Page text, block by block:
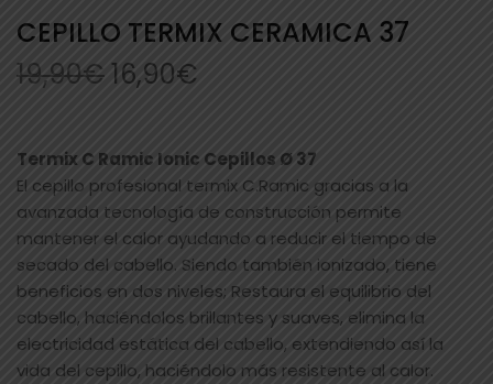
CEPILLO TERMIX CERAMICA 37
19,90€16,90€
Termix C Ramic Ionic Cepillos Ø 37
El cepillo profesional termix C.Ramic gracias a la
avanzada tecnología de construcción permite
mantener el calor ayudando a reducir el tiempo de
secado del cabello. Siendo también ionizado, tiene
beneficios en dos niveles; Restaura el equilibrio del
cabello, haciéndolos brillantes y suaves, elimina la
electricidad estática del cabello, extendiendo así la
vida del cepillo, haciéndolo más resistente al calor.